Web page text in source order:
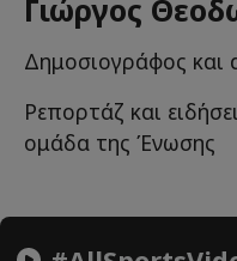
Γιώργος
Δημοσιογράφος και
Ρεπορτάζ και
ομάδα της Ένωσης